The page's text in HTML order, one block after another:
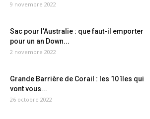
9 novembre 2022
Sac pour l’Australie : que faut-il emporter
pour un an Down...
2 novembre 2022
Grande Barrière de Corail : les 10 îles qui
vont vous...
26 octobre 2022